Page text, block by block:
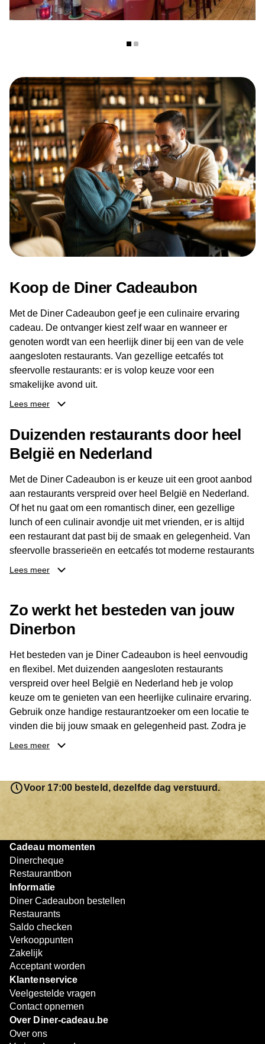
Koop de Diner Cadeaubon
Met de Diner Cadeaubon geef je een culinaire ervaring
cadeau. De ontvanger kiest zelf waar en wanneer er
genoten wordt van een heerlijk diner bij een van de vele
aangesloten restaurants. Van gezellige eetcafés tot
sfeervolle restaurants: er is volop keuze voor een
smakelijke avond uit.
ontvanger eenvoudig een locatie kiezen die past bij de
smaak en gelegenheid. Zo geeft de Diner Cadeaubon niet
alleen een diner, maar ook een gezellig moment om
Lees meer
Duizenden restaurants door heel
België en Nederland
Met de Diner Cadeaubon is er keuze uit een groot aanbod
aan restaurants verspreid over heel België en Nederland.
Of het nu gaat om een romantisch diner, een gezellige
lunch of een culinair avondje uit met vrienden, er is altijd
een restaurant dat past bij de smaak en gelegenheid. Van
sfeervolle brasserieën en eetcafés tot moderne restaurants
en gastronomische locaties: er is voor ieder wat wils.
buurt, bijvoorbeeld in Brussel, Antwerpen, Gent of Brugge.
De ontvanger kiest zelf waar en wanneer er wordt genoten
van deze culinaire ervaring. Zo is de Diner Cadeaubon
niet alleen een diner, maar een bijzondere belevenis.
Lees meer
Zo werkt het besteden van jouw
Dinerbon
Het besteden van je Diner Cadeaubon is heel eenvoudig
en flexibel. Met duizenden aangesloten restaurants
verspreid over heel België en Nederland heb je volop
keuze om te genieten van een heerlijke culinaire ervaring.
Gebruik onze handige restaurantzoeker om een locatie te
vinden die bij jouw smaak en gelegenheid past. Zodra je
je keuze hebt gemaakt, kun je eenvoudig reserveren en na
resterende bedrag blijft gewoon op de bon staan en kan
later worden gebruikt. Zo geniet je keer op keer van
bijzondere eetmomenten.
Lees meer
Voor 17:00 besteld, dezelfde dag verstuurd.
Cadeau momenten
Dinercheque
Restaurantbon
Informatie
Diner Cadeaubon bestellen
Restaurants
Saldo checken
Verkooppunten
Zakelijk
Acceptant worden
Klantenservice
Veelgestelde vragen
Contact opnemen
Over Diner-cadeau.be
Over ons